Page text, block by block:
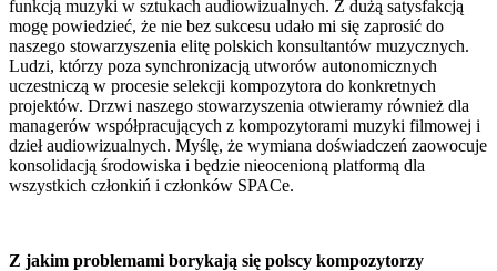
funkcją muzyki w sztukach audiowizualnych. Z dużą satysfakcją
mogę powiedzieć, że nie bez sukcesu udało mi się zaprosić do
naszego stowarzyszenia elitę polskich konsultantów muzycznych.
Ludzi, którzy poza synchronizacją utworów autonomicznych
uczestniczą w procesie selekcji kompozytora do konkretnych
projektów. Drzwi naszego stowarzyszenia otwieramy również dla
managerów współpracujących z kompozytorami muzyki filmowej i
dzieł audiowizualnych. Myślę, że wymiana doświadczeń zaowocuje
konsolidacją środowiska i będzie nieocenioną platformą dla
wszystkich członkiń i członków SPACe.
Z jakim problemami borykają się polscy kompozytorzy